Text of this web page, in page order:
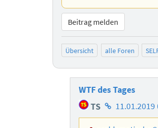
Beitrag melden
Übersicht alle Foren
WTF des Tages
TS Homepage
des
11.01.2019